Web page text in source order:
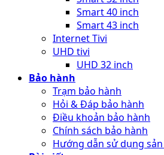
Sử dụng tủ mát
Sử dụng tủ lạnh
Sử dụng tivi
Newsletter
Đăng nhập
Tên tài khoản hoặc địa chỉ email